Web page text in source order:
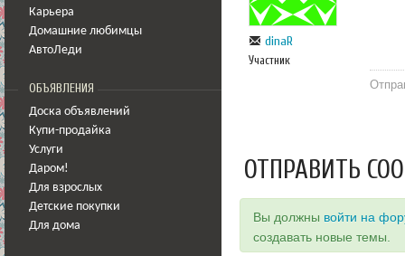
Карьера
Домашние любимцы
АвтоЛеди
ОБЪЯВЛЕНИЯ
Доска объявлений
Купи-продайка
Услуги
Даром!
Для взрослых
Детские покупки
Для дома
dinaR
Участник
ОТПРАВИТЬ
Вы должны войти на
создавать новые темы.